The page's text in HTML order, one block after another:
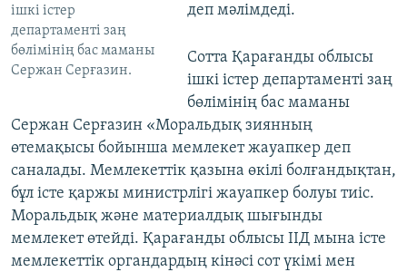
ішкі істер
департаменті заң
бөлімінің бас маманы
Сержан Серғазин.
деп мәлімдеді.
Сотта Қарағанды облысы
ішкі істер департаменті заң
бөлімінің бас маманы
Сержан Серғазин «Моральдық зиянның
өтемақысы бойынша мемлекет жауапкер деп
саналады. Мемлекеттік қазына өкілі болғандықтан,
бұл істе қаржы министрлігі жауапкер болуы тиіс.
Моральдық және материалдық шығынды
мемлекет өтейді. Қарағанды облысы ІІД мына істе
мемлекеттік органдардың кінәсі сот үкімі мен